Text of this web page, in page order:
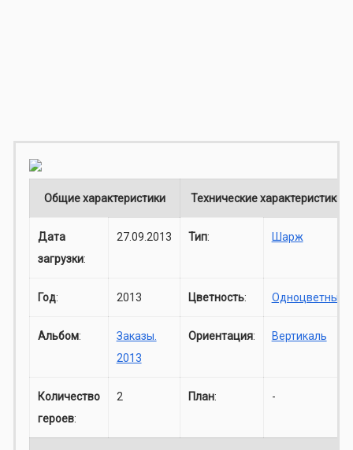
Общие характеристики Технические характеристики
Дата
загрузки:
27.09.2013 Тип: Шарж
Год: 2013 Цветность: Одноцветный
Альбом:
Заказы.
2013
Ориентация: Вертикаль
Количество
героев:
2 План: -